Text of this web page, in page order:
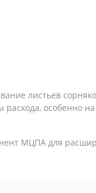
листьев
особенно
МЦПА для